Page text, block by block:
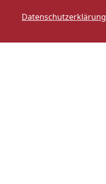
Datenschutzerklärung